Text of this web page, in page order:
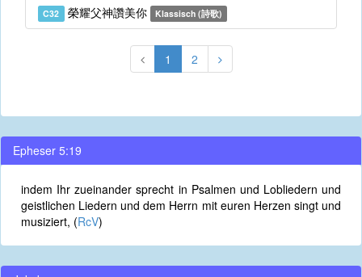
C32 榮耀父神讚美你 Klassisch (詩歌)
1 2
Epheser 5:19
indem Ihr zueinander sprecht in Psalmen und Lobliedern und
geistlichen Liedern und dem Herrn mit euren Herzen singt und
musiziert, (RcV)